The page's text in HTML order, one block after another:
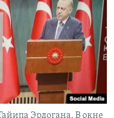
Эрдогана. В окне